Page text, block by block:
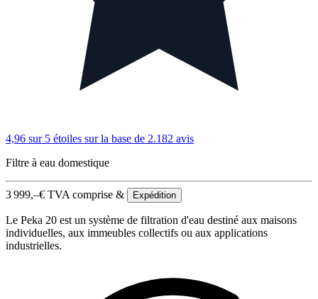
4,96 sur 5 étoiles sur la base de 2.182 avis
Filtre à eau domestique
3 999,–€ TVA comprise & Expédition
Le Peka 20 est un système de filtration d'eau destiné aux maisons
individuelles, aux immeubles collectifs ou aux applications
industrielles.